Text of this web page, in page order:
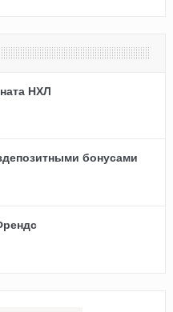
НХЛ
бонусами